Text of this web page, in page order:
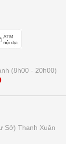
(8h00 - 20h00)
Sở) Thanh Xuân